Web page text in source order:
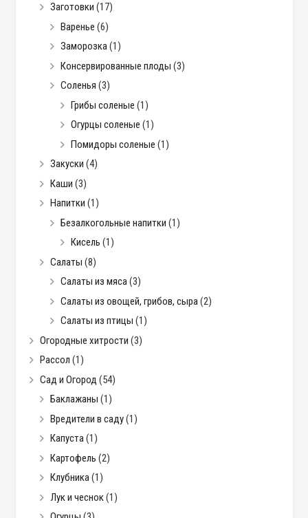
Заготовки (17)
Варенье (6)
Заморозка(1)
Консервированные плоды (3)
Соленья (3)
Грибы соленые (1)
Огурцы соленые (1)
Помидоры соленые (1)
Закуски (4)
Каши (3)
Напитки (1)
Безалкогольные напитки (1)
Кисель (1)
Салаты (8)
Салаты из мяса(3)
Салаты из овощей, грибов, сыра(2)
Салаты из птицы (1)
Огородные хитрости (3)
Рассол (1)
Сад и Огород (54)
Баклажаны (1)
Вредители в саду(1)
Капуста(1)
Картофель (2)
Клубника(1)
Лук и чеснок(1)